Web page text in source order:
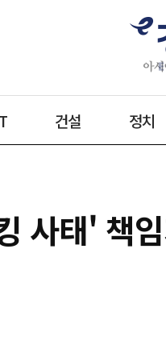
건설 정치
사태' 책